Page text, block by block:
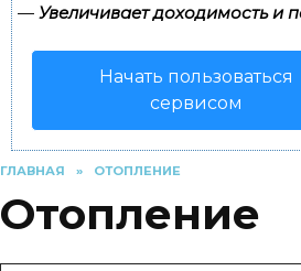
— Увеличивает доходимость и
Начать пользоваться
сервисом
ГЛАВНАЯ » ОТОПЛЕНИЕ
Отопление